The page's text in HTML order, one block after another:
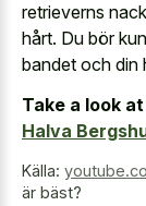
retrieverns
hårt. Du bör
bandet och din
Take a look
Halva
Källa:
är bäst?